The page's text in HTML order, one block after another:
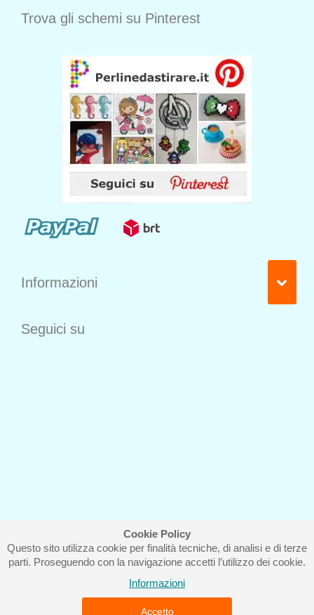
Cookie Policy
Questo sito utilizza cookie per finalità tecniche, di analisi e di terze
parti. Proseguendo con la navigazione accetti l’utilizzo dei cookie.
Informazioni
Accetto
Trova gli schemi su Pinterest
Informazioni
Seguici su
Iscriviti alla nostra newsletter